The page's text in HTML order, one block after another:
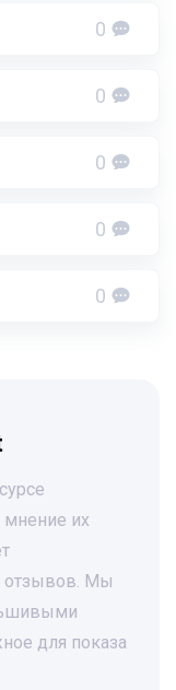
0
0
0
0
0
их
отзывов. Мы
для показа